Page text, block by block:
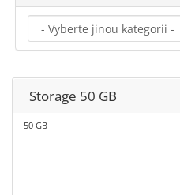
Storage 50 GB
50 GB